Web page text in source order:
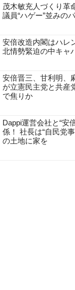
茂木敏充人づくり革
議員“ハゲー”並みの
安倍改造内閣はハレ
北情勢緊迫の中キャ
安倍晋三、甘利明、
が立憲民主党と共産
で焦りか
Dappi運営会社と“安
係！ 社長は“自民党
の土地に家を